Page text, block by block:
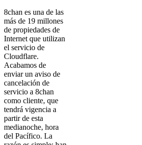
8chan es una de las
más de 19 millones
de propiedades de
Internet que utilizan
el servicio de
Cloudflare.
Acabamos de
enviar un aviso de
cancelación de
servicio a 8chan
como cliente, que
tendrá vigencia a
partir de esta
medianoche, hora
del Pacífico. La